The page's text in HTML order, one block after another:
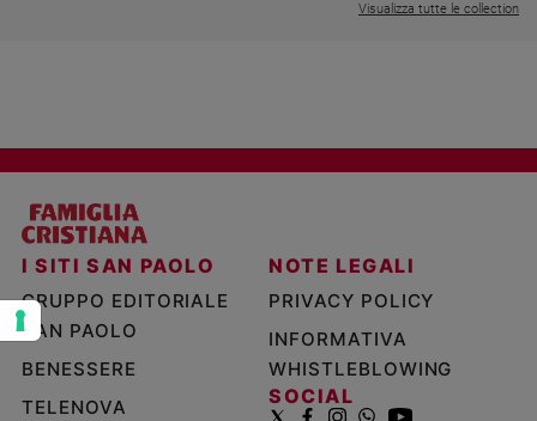
Riflessioni
Foto
Video
Podcast
Visualizza tutte le collection
I SITI SAN PAOLO
GRUPPO EDITORIALE
SAN PAOLO
BENESSERE
TELENOVA
NOTE LEGALI
PRIVACY POLICY
INFORMATIVA
WHISTLEBLOWING
SOCIAL